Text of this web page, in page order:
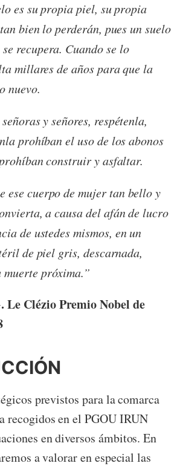
es su propia piel, su propia
bien lo perderán, pues un suelo
recupera. Cuando se lo
millares de años para que la
nuevo.
y señores, respétenla,
prohíban el uso de los abonos
construir y asfaltar.
ese cuerpo de mujer tan bello y
a causa del afán de lucro
de ustedes mismos, en un
de piel gris, descarnada,
muerte próxima.”
Clézio Premio Nobel de
previstos para la comarca
recogidos en el PGOU IRUN
en diversos ámbitos. En
a valorar en especial las